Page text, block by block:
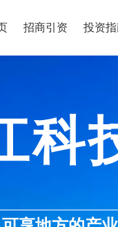
招商引资 投资
科